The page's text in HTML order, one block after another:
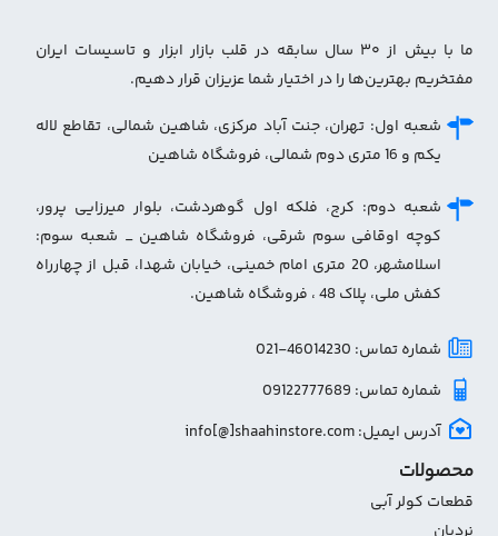
ما با بیش از ۳۰ سال سابقه در قلب بازار ابزار و تاسیسات ایران
مفتخریم بهترین‌ها را در اختیار شما عزیزان قرار دهیم.
شعبه اول: تهران، جنت آباد مرکزی، شاهین شمالی، تقاطع لاله
یکم و 16 متری دوم شمالی، فروشگاه شاهین
شعبه دوم: کرج، فلکه اول گوهردشت، بلوار میرزایی پرور،
کوچه اوقافی سوم شرقی، فروشگاه شاهین _ شعبه سوم:
اسلامشهر، 20 متری امام خمینی، خیابان شهدا، قبل از چهارراه
کفش ملی، پلاک 48 ، فروشگاه شاهین.
شماره تماس: 46014230-021
شماره تماس: 09122777689
آدرس ایمیل: info[@]shaahinstore.com
محصولات
قطعات کولر آبی